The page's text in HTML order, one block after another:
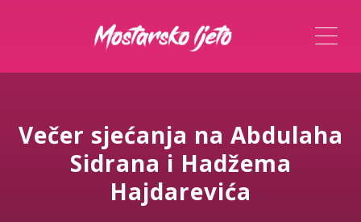
Večer sjećanja na Abdulaha
Sidrana i Hadžema
Hajdarevića